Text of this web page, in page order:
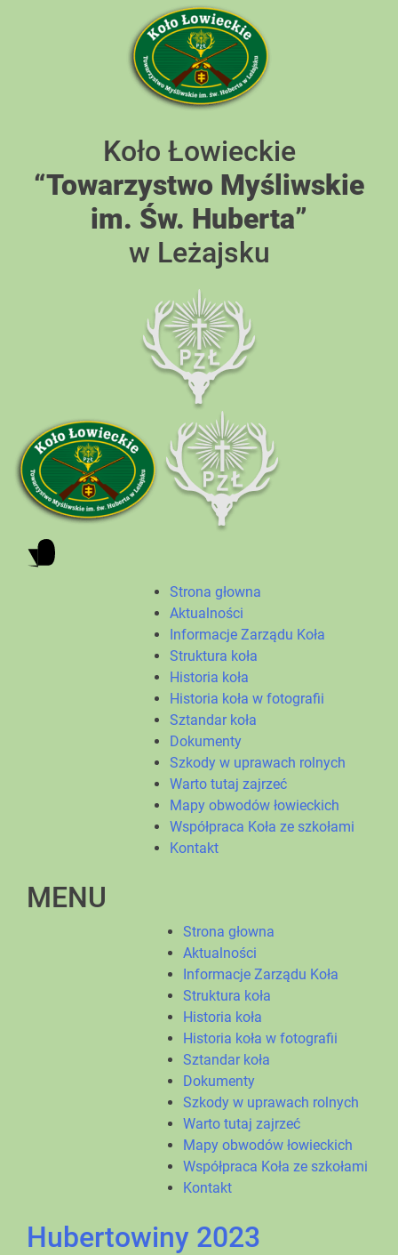
Koło Łowieckie
“Towarzystwo Myśliwskie
im. Św. Huberta”
w Leżajsku
Strona głowna
Aktualności
Informacje Zarządu Koła
Struktura koła
Historia koła
Historia koła w fotografii
Sztandar koła
Dokumenty
Szkody w uprawach rolnych
Warto tutaj zajrzeć
Mapy obwodów łowieckich
Współpraca Koła ze szkołami
Kontakt
MENU
Strona głowna
Aktualności
Informacje Zarządu Koła
Struktura koła
Historia koła
Historia koła w fotografii
Sztandar koła
Dokumenty
Szkody w uprawach rolnych
Warto tutaj zajrzeć
Mapy obwodów łowieckich
Współpraca Koła ze szkołami
Kontakt
Hubertowiny 2023